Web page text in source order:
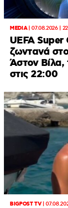
MEDIA|07.08.2026 |
UEFA Super
ζωντανά
Άστον Βίλα,
στις 22:00
BIGPOST TV|